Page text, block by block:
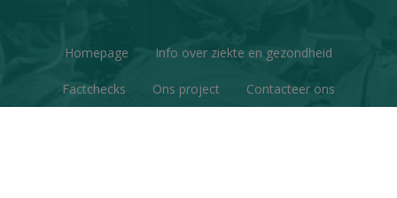
Homepage Info over ziekte en gezondheid
Factchecks Ons project Contacteer ons